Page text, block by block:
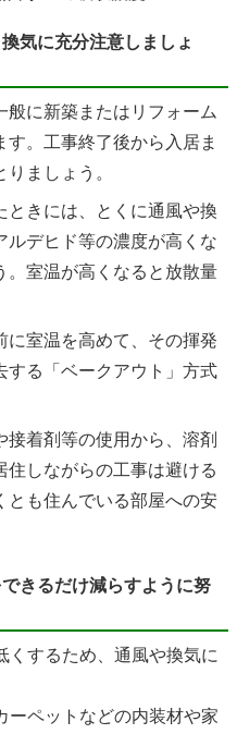
気に充分注意しましょ
に新築またはリフォーム
。工事終了後から入居ま
ましょう。
ときには、とくに通風や換
ルデヒド等の濃度が高くな
。室温が高くなると放散量
に室温を高めて、その揮発
する「ベークアウト」方式
接着剤等の使用から、溶剤
しながらの工事は避ける
とも住んでいる部屋への安
きるだけ減らすように努
くするため、通風や換気に
ーペットなどの内装材や家